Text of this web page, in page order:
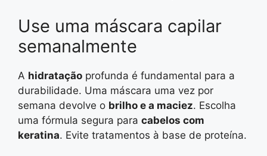
Use uma máscara capilar
semanalmente
A hidratação profunda é fundamental para a
durabilidade. Uma máscara uma vez por
semana devolve o brilho e a maciez. Escolha
uma fórmula segura para cabelos com
keratina. Evite tratamentos à base de proteína.